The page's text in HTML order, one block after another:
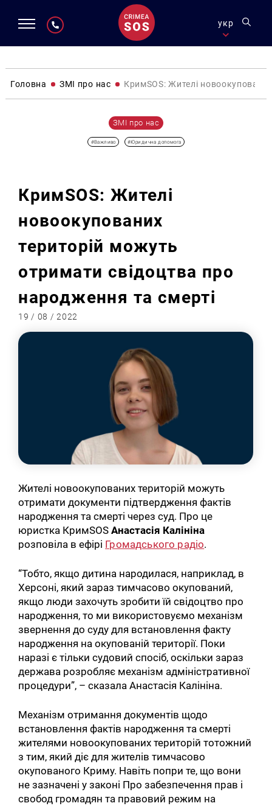
укр
Головна ЗМІ про нас КримSOS: Жителі
ЗМІ про нас
#Важливо #Юридична допомога
КримSOS: Жителі
новоокупованих
територій можуть
отримати свідоцтва про
народження та смерті
19 / 08 / 2022
Жителі новоокупованих територій можуть
отримати документи підтвердження фактів
народження та смерті через суд. Про це
юристка КримSOSАнастасія Калініна
розповіла в ефірі Громадського радіо.
“Тобто, якщо дитина народилася, наприклад, в
Херсоні, який зараз тимчасово окупований,
якщо люди захочуть зробити їй свідоцтво про
народження, то ми використовуємо механізм
звернення до суду для встановлення факту
народження на окупованій території. Поки
наразі є тільки судовий спосіб, оскільки зараз
держава розробляє механізм адміністративної
процедури”, – сказала Анастасія Калініна.
Механізм отримання документів щодо
встановлення фактів народження та смерті
жителями новоокупованих територій тотожний
з тим, який діє для жителів тимчасово
окупованого Криму. Навіть попри те, що вони
не зазначені у законі Про забезпечення прав і
свобод громадян та правовий режим на